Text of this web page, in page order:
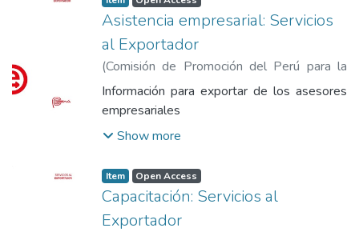
Asistencia empresarial: Servicios
al Exportador
(Comisión de Promoción del Perú para la
Exportación y el Turismo,2014)Comisión
de Promoción del Perú para la Exportación
Información para exportar de los asesores
empresariales
Show more
Item Open Access
Capacitación: Servicios al
Exportador